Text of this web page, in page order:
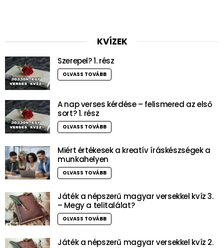
KVÍZEK
Szerepel? 1. rész
OLVASS TOVÁBB
A nap verses kérdése – felismered az első
sort? 1. rész
OLVASS TOVÁBB
Miért értékesek a kreatív íráskészségek a
munkahelyen
OLVASS TOVÁBB
Játék a népszerű magyar versekkel kvíz 3.
– Megy a telitalálat?
OLVASS TOVÁBB
Játék a népszerű magyar versekkel kvíz 2.